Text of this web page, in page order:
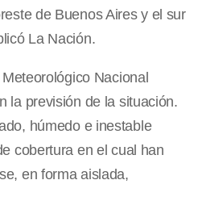
de Buenos Aires y el sur
La Nación.
Nacional
la previsión de la situación.
húmedo e inestable
cobertura en el cual han
en forma aislada,